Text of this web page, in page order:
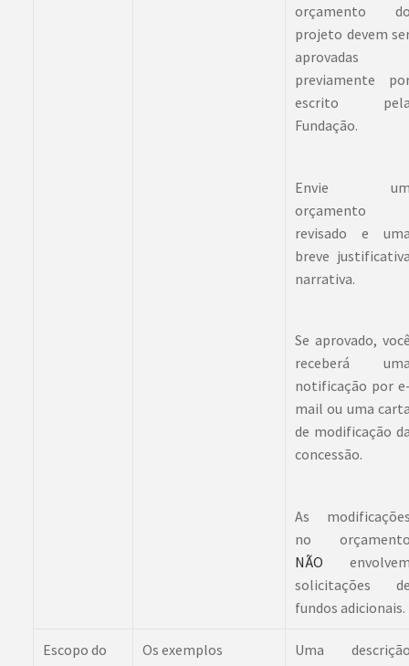
orçamento
projeto devem
aprovadas
previamente
escrito
Fundação.
Envie
orçamento
revisado e
breve
narrativa.
Se aprovado,
receberá
notificação por
mail ou uma
de modificação
concessão.
As
no
NÃO
solicitações
fundos adicionais.
Escopo do
Os exemplos
Uma